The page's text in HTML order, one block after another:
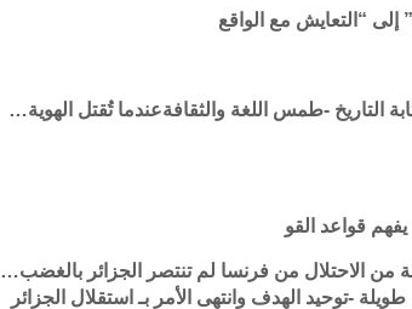
“التعايش مع الواقع
التاريخ -طمس اللغة والثقافةعندما تُقتل الهوية…
يفهم قواعد القو
حين يتحول الغضب إلى مشروع بعد 132 سنة من الاحتلال من فرنسا لم تنتصر الجزائر بالغضب…
-توحيد الهدف وانتهى الأمر بـ استقلال الجزائر